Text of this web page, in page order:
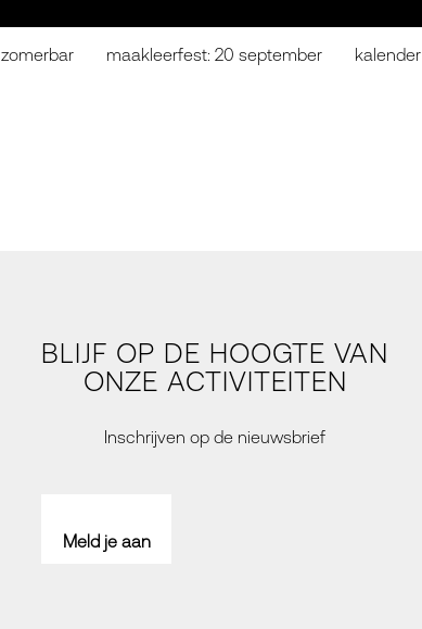
zomerbar maakleerfest: 20 september kalender
BLIJF OP DE HOOGTE VAN
ONZE ACTIVITEITEN
Inschrijven op de nieuwsbrief
Meld je aan